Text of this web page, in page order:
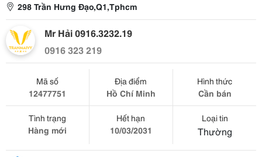
298 Trần Hưng Đạo,Q1,Tphcm
Mr Hải 0916.3232.19
0916 323 219
Mã số
12477751
Địa điểm
Hồ Chí Minh
Hình thức
Cần bán
Tình trạng
Hàng mới
Hết hạn
10/03/2031
Loại tin
Thường